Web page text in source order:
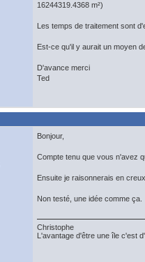
16244319.4368 m²)
Les temps de traitement sont
Est-ce qu'il y aurait un moyen
D'avance merci
Ted
Bonjour,
Compte tenu que vous n'avez
Ensuite je raisonnerais en
Non testé, une idée comme ça.
Christophe
L'avantage d'être une île c'est